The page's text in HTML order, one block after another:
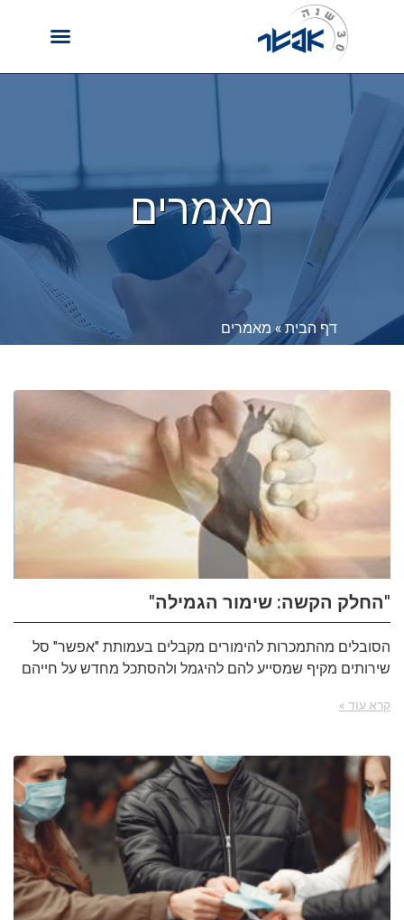
מאמרים
דף הבית»מאמרים
"החלק הקשה: שימור הגמילה"
הסובלים מהתמכרות להימורים מקבלים בעמותת "אפשר" סל
שירותים מקיף שמסייע להם להיגמל ולהסתכל מחדש על חייהם
קרא עוד »